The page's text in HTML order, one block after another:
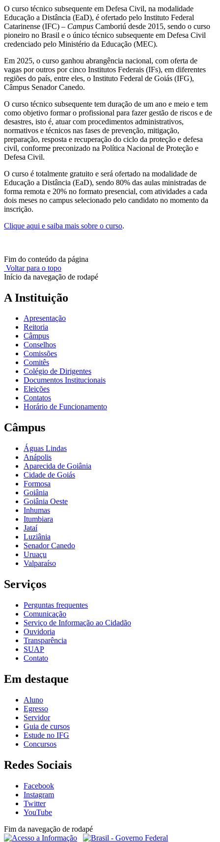
O curso técnico subsequente em Defesa Civil, na modalidade
Educação a Distância (EaD), é ofertado pelo Instituto Federal
Catarinense (IFC) – Campus Camboriú desde 2015, sendo o curso
pioneiro no Brasil e o único técnico subsequente em Defesa Civil
credenciado pelo Ministério da Educação (MEC).
Em 2025, o curso ganhou abrangência nacional, com oferta de
vagas por outros por cinco Institutos Federais (IFs), em diferentes
regiões do país, entre eles, o Instituto Federal de Goiás (IFG),
Câmpus Senador Canedo.
O curso técnico subsequente tem duração de um ano e meio e tem
como objetivo formar o profissional para fazer gestão de riscos e de
desastres, isto é, atuar com procedimentos administrativos,
normativos e técnicos nas fases de prevenção, mitigação,
preparação, resposta e recuperação do ciclo da proteção e defesa
civil, conforme preconizado na Política Nacional de Proteção e
Defesa Civil.
O curso é totalmente gratuito e será ofertado na modalidade de
Educação a Distância (EaD), sendo 80% das aulas ministradas de
forma remota e 20% no formato presencial, com atividades a cada
dois meses no campus selecionado pelo candidato no momento da
inscrição.
Clique aqui e saiba mais sobre o curso.
Fim do conteúdo da página
Voltar para o topo
Início da navegação de rodapé
A Instituição
Apresentação
Reitoria
Câmpus
Conselhos
Comissões
Comitês
Colégio de Dirigentes
Documentos Institucionais
Eleições
Contatos
Horário de Funcionamento
Câmpus
Águas Lindas
Anápolis
Aparecida de Goiânia
Cidade de Goiás
Formosa
Goiânia
Goiânia Oeste
Inhumas
Itumbiara
Jataí
Luziânia
Senador Canedo
Uruaçu
Valparaíso
Serviços
Perguntas frequentes
Comunicação
Serviço de Informação ao Cidadão
Ouvidoria
Transparência
SUAP
Contato
Em destaque
Aluno
Egresso
Servidor
Guia de cursos
Estude no IFG
Concursos
Redes Sociais
Facebook
Instagram
Twitter
YouTube
Fim da navegação de rodapé